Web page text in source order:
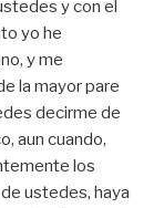
y con el
yo he
y me
la mayor pare
decirme de
aun cuando,
los
ustedes, haya